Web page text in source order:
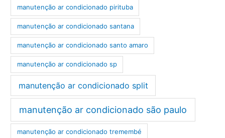
manutenção ar condicionado pirituba
manutenção ar condicionado santana
manutenção ar condicionado santo amaro
manutenção ar condicionado sp
manutenção ar condicionado split
manutenção ar condicionado são paulo
manutenção ar condicionado tremembé